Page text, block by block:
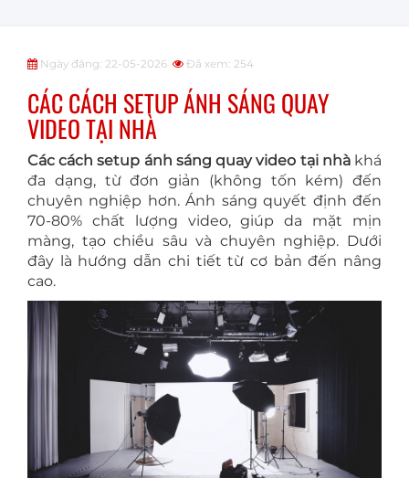
Ngày đăng: 22-05-2026 Đã xem: 254
CÁC CÁCH SETUP ÁNH SÁNG QUAY
VIDEO TẠI NHÀ
Các cách setup ánh sáng quay video tại nhàkhá
đa dạng, từ đơn giản (không tốn kém) đến
chuyên nghiệp hơn. Ánh sáng quyết định đến
70-80% chất lượng video, giúp da mặt mịn
màng, tạo chiều sâu và chuyên nghiệp. Dưới
đây là hướng dẫn chi tiết từ cơ bản đến nâng
cao.